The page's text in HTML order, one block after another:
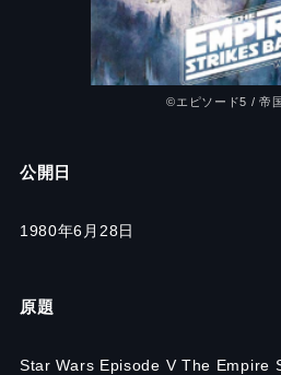
©エピソード5 / 帝
公開日
1980年6月28日
原題
Star Wars Episode V The Empire